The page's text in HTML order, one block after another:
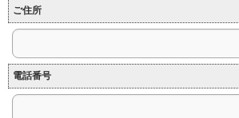
ご住所
電話番号